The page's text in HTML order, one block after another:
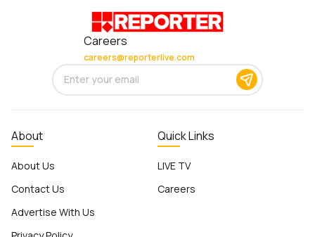
Careers
careers@reporterlive.com
About
About Us
Contact Us
Advertise With Us
Quick Links
LIVE TV
Careers